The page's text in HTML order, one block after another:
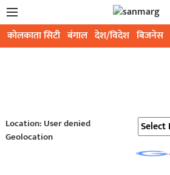
कोलकाता सिटी बंगाल देश/विदेश बिजनेस
Location: User denied
Geolocation